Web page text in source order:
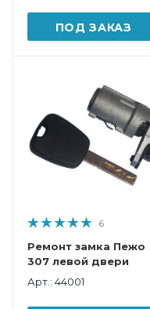
ПОД ЗАКАЗ
6
Ремонт замка Пежо
307 левой двери
Арт.: 44001